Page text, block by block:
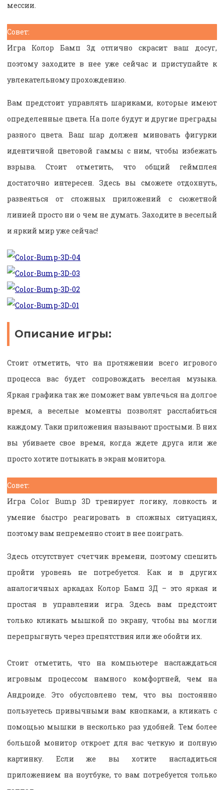
мессии.
Совет:
Игра Колор Бамп 3д отлично скрасит ваш досуг,
поэтому заходите в нее уже сейчас и приступайте к
увлекательному прохождению.
Вам предстоит управлять шариками, которые имеют
определенные цвета. На поле будут и другие преграды
разного цвета. Ваш шар должен миновать фигурки
идентичной цветовой гаммы с ним, чтобы избежать
взрыва. Стоит отметить, что общий геймплея
достаточно интересен. Здесь вы сможете отдохнуть,
развеяться от сложных приложений с сюжетной
линией просто ни о чем не думать. Заходите в веселый
и яркий мир уже сейчас!
Описание игры:
Стоит отметить, что на протяжении всего игрового
процесса вас будет сопровождать веселая музыка.
Яркая графика так же поможет вам увлечься на долгое
время, а веселые моменты позволят расслабиться
каждому. Таки приложения называют простыми. В них
вы убиваете свое время, когда ждете друга или же
просто хотите потыкать в экран монитора.
Совет:
Игра Color Bump 3D тренирует логику, ловкость и
умение быстро реагировать в сложных ситуациях,
поэтому вам непременно стоит в нее поиграть.
Здесь отсутствует счетчик времени, поэтому спешить
пройти уровень не потребуется. Как и в других
аналогичных аркадах Колор Бамп 3Д – это яркая и
простая в управлении игра. Здесь вам предстоит
только кликать мышкой по экрану, чтобы вы могли
перепрыгнуть через препятствия или же обойти их.
Стоит отметить, что на компьютере наслаждаться
игровым процессом намного комфортней, чем на
Андроиде. Это обусловлено тем, что вы постоянно
пользуетесь привычными вам кнопками, а кликать с
помощью мышки в несколько раз удобней. Тем более
большой монитор откроет для вас четкую и полную
картинку. Если же вы хотите насладиться
приложением на ноутбуке, то вам потребуется только